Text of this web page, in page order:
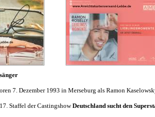
7. Dezember 1993 in Merseburg als Ramon
Staffel der CastingshowDeutschland sucht den